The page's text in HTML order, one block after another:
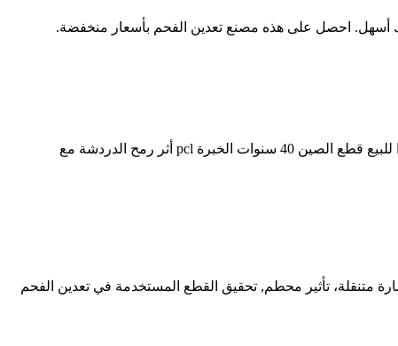
أسهل. احصل على هذه مصنع تعدين الفحم بأسعار منخفضة.
كيربي كسارة الحجر للبيع السعر نوع كسارة الحجر والسعر في الهند كسارة الحجر عصابة . كسارة الرخام هو حجر محطم كسارة الفك في زا للبيع قطع الصين 40 سنوات الخبرة pcl أثر رمح الدردشة مع
متنقلة، تأثير محطم, تحقيق القطع المستخدمة في تعدين الفحم